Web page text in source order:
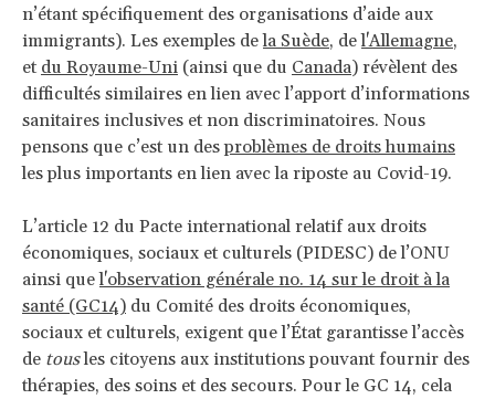
n’étant spécifiquement des organisations d’aide aux
immigrants). Les exemples dela Suède, del'Allemagne,
et du Royaume-Uni (ainsi que du Canada) révèlent des
difficultés similaires en lien avec l’apport d’informations
sanitaires inclusives et non discriminatoires. Nous
pensons que c’est un desproblèmes de droits humains
les plus importants en lien avec la riposte au Covid-19.
L’article 12 du Pacte international relatif aux droits
économiques, sociaux et culturels (PIDESC) de l’ONU
ainsi quel'observation générale no. 14 sur le droit à la
santé (GC14) du Comité des droits économiques,
sociaux et culturels, exigent que l’État garantisse l’accès
de tousles citoyens aux institutions pouvant fournir des
thérapies, des soins et des secours. Pour le GC 14, cela